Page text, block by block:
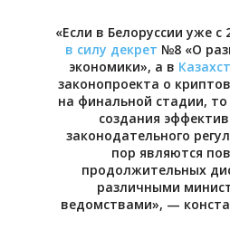
«Если в Белоруссии уже с
в силу декрет №8 «О
экономики», а в
законопроекта о
на финальной стадии,
создания
законодательного
пор являются
продолжительных
различными
ведомствами», —